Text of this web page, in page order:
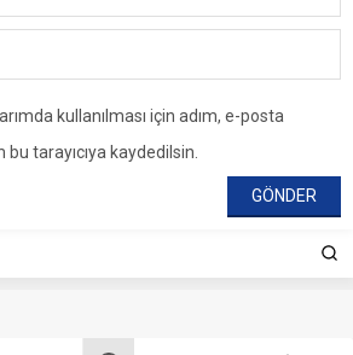
kullanılması için adım, e-posta
tarayıcıya kaydedilsin.